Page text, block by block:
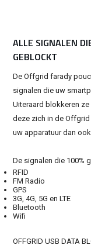
ALLE SIGNALEN
GEBLOCKT
De Offgrid farady
signalen die uw
Uiteraard blokkeren
deze zich in de
uw apparatuur dan
De signalen die 100%
RFID
FM Radio
GPS
3G, 4G, 5G en LTE
Bluetooth
Wifi
OFFGRID USB DATA